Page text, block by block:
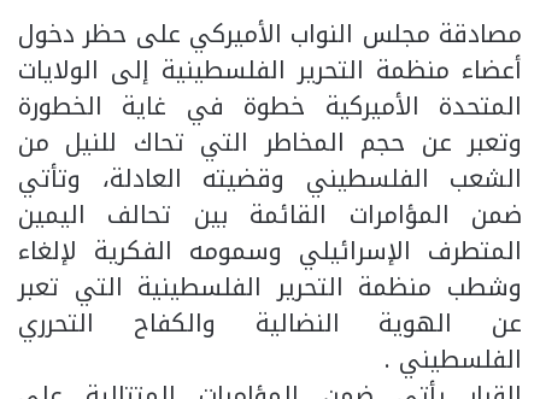
مصادقة مجلس النواب الأميركي على حظر دخول
أعضاء منظمة التحرير الفلسطينية إلى الولايات
المتحدة الأميركية خطوة في غاية الخطورة
وتعبر عن حجم المخاطر التي تحاك للنيل من
الشعب الفلسطيني وقضيته العادلة، وتأتي
ضمن المؤامرات القائمة بين تحالف اليمين
المتطرف الإسرائيلي وسمومه الفكرية لإلغاء
وشطب منظمة التحرير الفلسطينية التي تعبر
عن الهوية النضالية والكفاح التحرري
الفلسطيني .